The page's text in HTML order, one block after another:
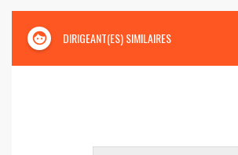
face DIRIGEANT(ES) SIMILAIRES